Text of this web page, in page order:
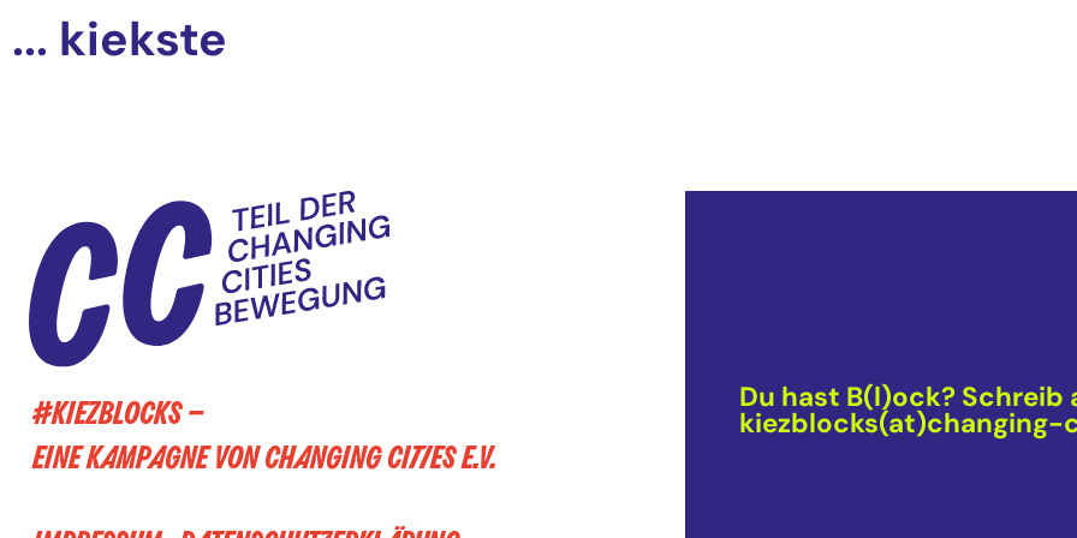
... kiekste
#KIEZBLOCKS –
EINE KAMPAGNE VON CHANGING CITIES E.V.
Du hast B(l)ock? Schreib
kiezblocks(at)changing-